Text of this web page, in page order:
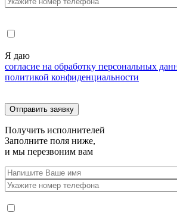
Я даю
согласие на обработку персональных
политикой конфиденциальности
Получить исполнителей
Заполните поля ниже,
и мы перезвоним вам